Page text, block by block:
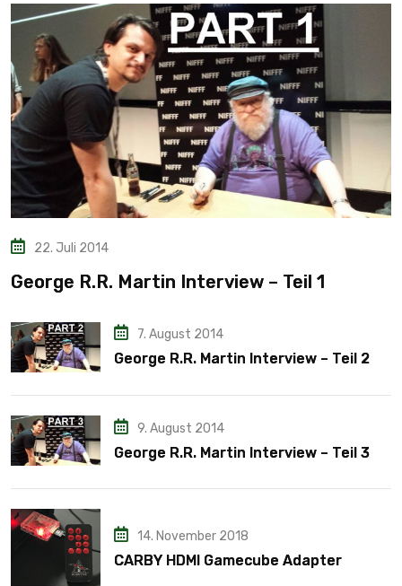
22. Juli 2014
George R.R. Martin Interview – Teil 1
7. August 2014
George R.R. Martin Interview – Teil 2
9. August 2014
George R.R. Martin Interview – Teil 3
14. November 2018
CARBY HDMI Gamecube Adapter